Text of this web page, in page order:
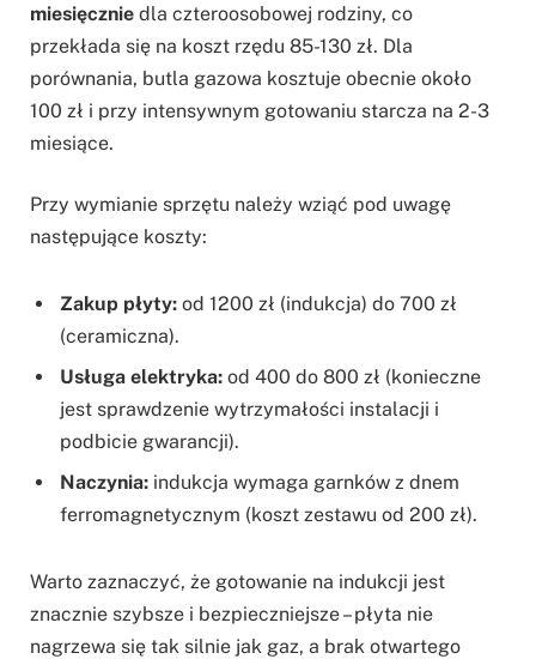
miesięcznie dla czteroosobowej rodziny, co
przekłada się na koszt rzędu 85-130 zł. Dla
porównania, butla gazowa kosztuje obecnie około
100 zł i przy intensywnym gotowaniu starcza na 2-3
miesiące.
Przy wymianie sprzętu należy wziąć pod uwagę
następujące koszty:
Zakup płyty: od 1200 zł (indukcja) do 700 zł
(ceramiczna).
Usługa elektryka: od 400 do 800 zł (konieczne
jest sprawdzenie wytrzymałości instalacji i
podbicie gwarancji).
Naczynia: indukcja wymaga garnków z dnem
ferromagnetycznym (koszt zestawu od 200 zł).
Warto zaznaczyć, że gotowanie na indukcji jest
znacznie szybsze i bezpieczniejsze – płyta nie
nagrzewa się tak silnie jak gaz, a brak otwartego